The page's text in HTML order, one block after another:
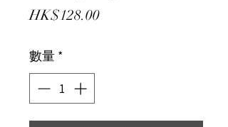
HK$128.00價格
數量 *